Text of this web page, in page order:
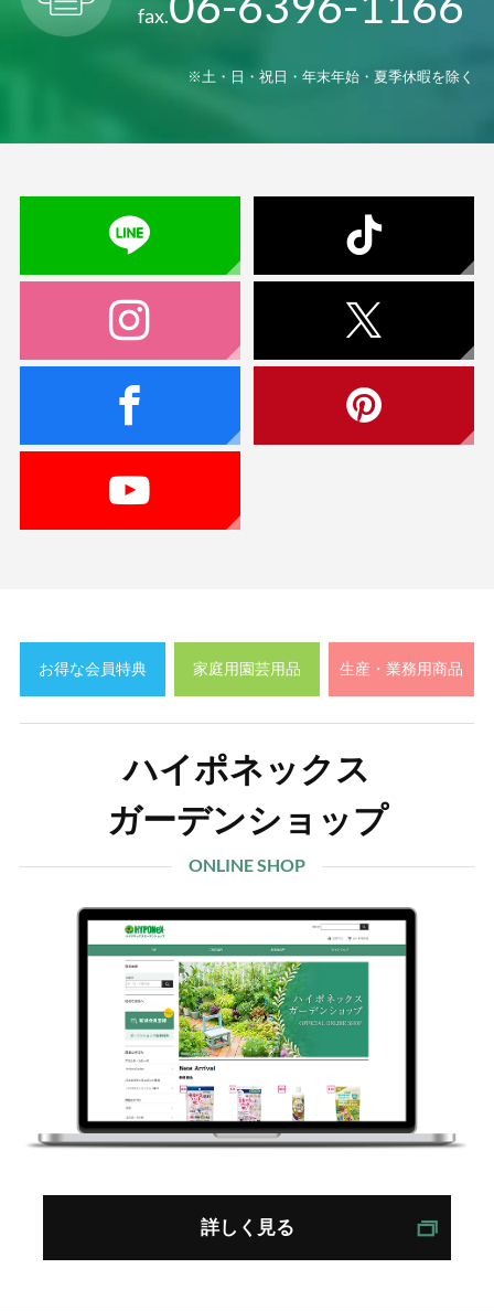
fax.
※土・日・祝日・年末年始・夏季休暇を除く
お得な会員特典 家庭用園芸用品 生産・業務用商品
ハイポネックス
ガーデンショップ
ONLINE SHOP
詳しく見る